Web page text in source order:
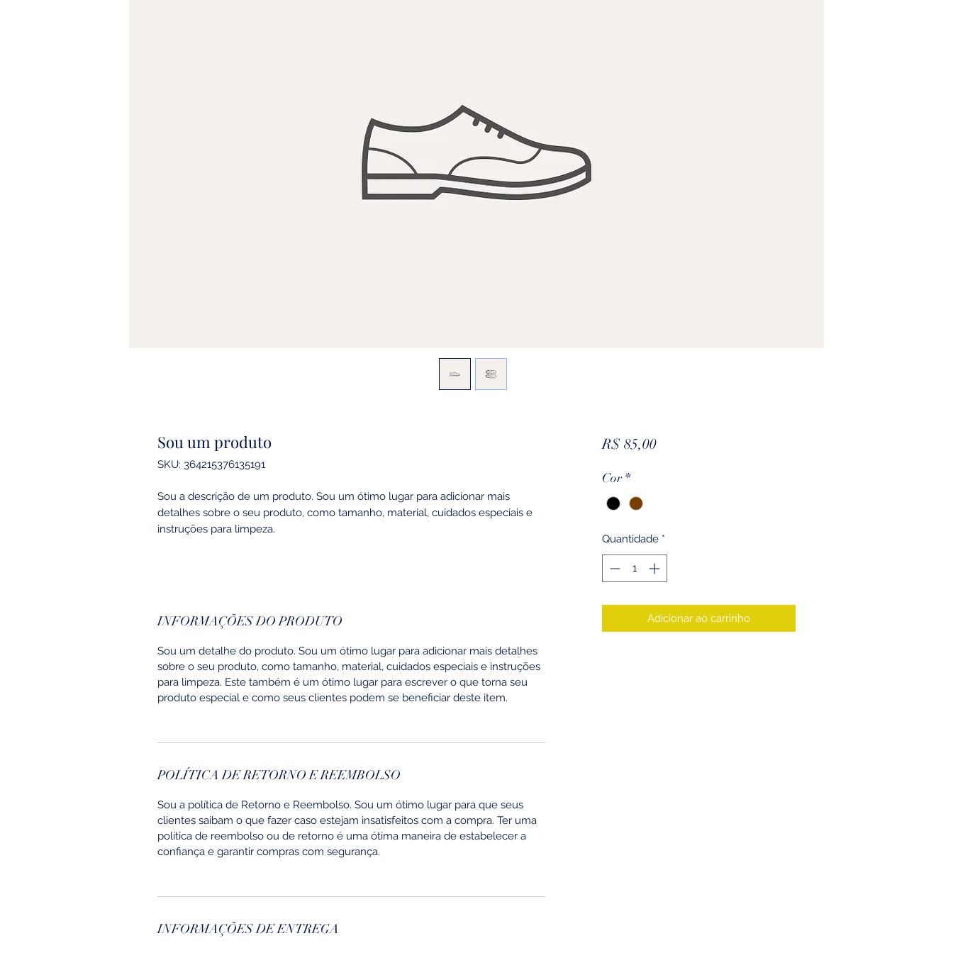
Sou um produto
SKU: 364215376135191
Sou a descrição de um produto. Sou um ótimo lugar para adicionar mais
detalhes sobre o seu produto, como tamanho, material, cuidados especiais e
instruções para limpeza.
INFORMAÇÕES DO PRODUTO
Sou um detalhe do produto. Sou um ótimo lugar para adicionar mais detalhes
sobre o seu produto, como tamanho, material, cuidados especiais e instruções
para limpeza. Este também é um ótimo lugar para escrever o que torna seu
produto especial e como seus clientes podem se beneficiar deste item.
POLÍTICA DE RETORNO E REEMBOLSO
Sou a política de Retorno e Reembolso. Sou um ótimo lugar para que seus
clientes saibam o que fazer caso estejam insatisfeitos com a compra. Ter uma
política de reembolso ou de retorno é uma ótima maneira de estabelecer a
confiança e garantir compras com segurança.
INFORMAÇÕES DE ENTREGA
R$ 85,00Preço
Cor *
Quantidade *
Adicionar ao carrinho